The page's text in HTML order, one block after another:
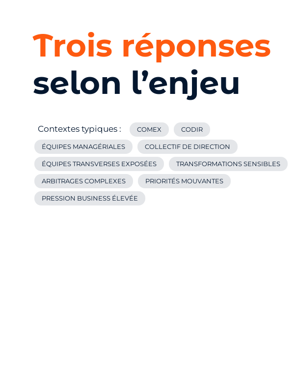
Trois réponses
selon l’enjeu
Contextes typiques : COMEX CODIR
ÉQUIPES MANAGÉRIALES COLLECTIF DE DIRECTION
ÉQUIPES TRANSVERSES EXPOSÉES TRANSFORMATIONS SENSIBLES
ARBITRAGES COMPLEXES PRIORITÉS MOUVANTES
PRESSION BUSINESS ÉLEVÉE